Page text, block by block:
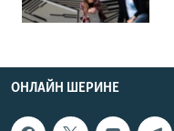
ОНЛАЙН ШЕРИНЕ